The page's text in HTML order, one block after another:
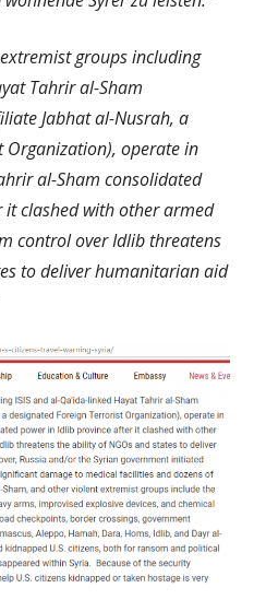
groups including
Tahrir al-Sham
Jabhat al-Nusrah, a
Organization), operate in
al-Sham consolidated
clashed with other armed
control over Idlib threatens
to deliver humanitarian aid